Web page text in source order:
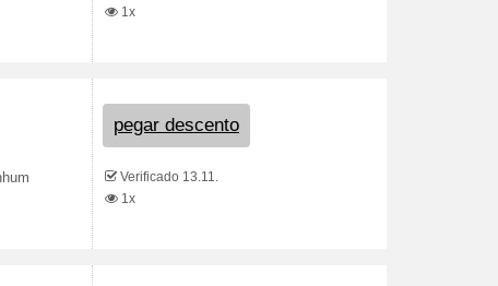
1x
pegar descento
Verificado 13.11.
1x